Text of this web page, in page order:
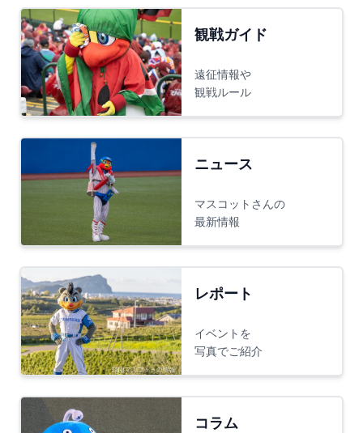
観戦ガイド
遠征情報や
観戦ルール
ニュース
マスコットさんの
最新情報
レポート
イベントを
写真でご紹介
コラム